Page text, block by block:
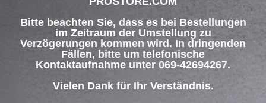
Bitte beachten Sie, dass es bei Bestellungen
im Zeitraum der Umstellung zu
Verzögerungen kommen wird. In dringenden
Fällen, bitte um telefonische
Kontaktaufnahme unter 069-42694267.
Vielen Dank für Ihr Verständnis.
Über uns Hilfe / Support Kontakt
Versand und Zahlungsbedingungen Widerrufsrecht Datenschutz
AGB
Impressum